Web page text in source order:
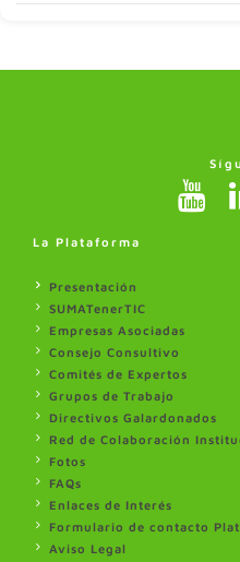
La Plataforma
Presentación
SUMATenerTIC
Empresas Asociadas
Consejo Consultivo
Comités de Expertos
Grupos de Trabajo
Directivos Galardonados
Red de Colaboración
Fotos
FAQs
Enlaces de Interés
Formulario de contacto
Aviso Legal